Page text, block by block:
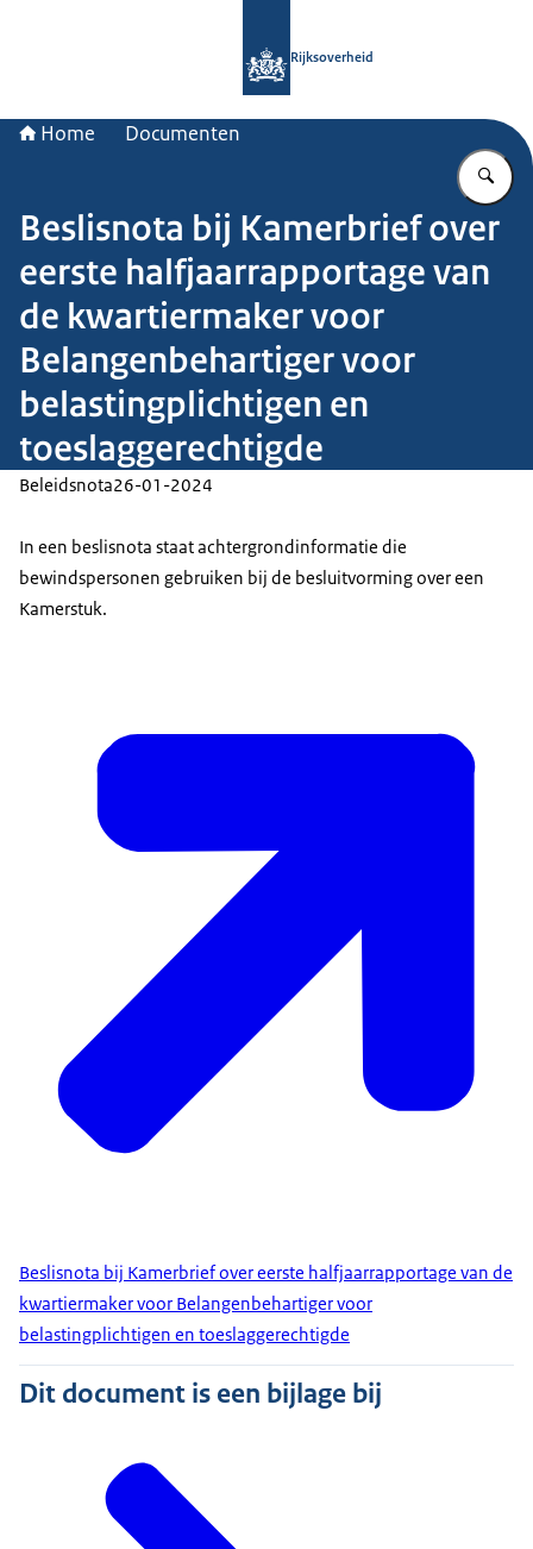
Rijksoverheid
Home Documenten
Beslisnota bij Kamerbrief over
eerste halfjaarrapportage van
de kwartiermaker voor
Belangenbehartiger voor
belastingplichtigen en
toeslaggerechtigde
Beleidsnota26-01-2024
In een beslisnota staat achtergrondinformatie die
bewindspersonen gebruiken bij de besluitvorming over een
Kamerstuk.
Beslisnota bij Kamerbrief over eerste halfjaarrapportage van de
kwartiermaker voor Belangenbehartiger voor
belastingplichtigen en toeslaggerechtigde
Dit document is een bijlage bij